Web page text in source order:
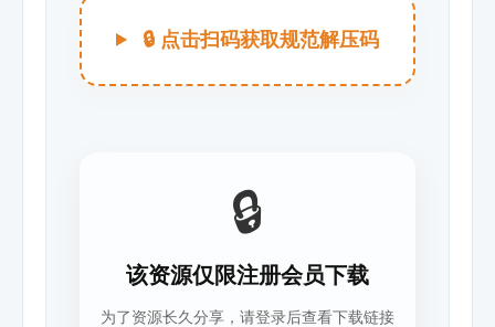
🔒 点击扫码获取规范解压码
🔒
该资源仅限注册会员下载
为了资源长久分享，请登录后查看下载链接